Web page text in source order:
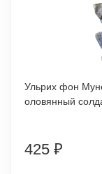
Ульрих фон
оловянный
425 ₽